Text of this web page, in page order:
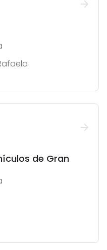
de Gran